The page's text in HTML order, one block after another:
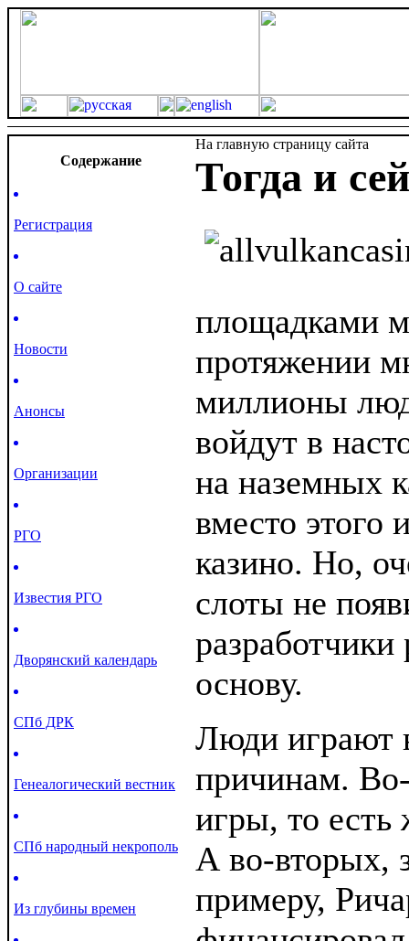
Cодержание
Регистрация
О сайте
Новости
Анонсы
Организации
РГО
Известия РГО
Дворянский календарь
СПб ДРК
Генеалогический вестник
СПб народный некрополь
Из глубины времен
На главную страницу сайта
Тогда и
площадками
протяжении
миллионы
войдут в
на наземных
вместо этого
казино. Но,
слоты не
основу.
Люди играют
причинам.
игры, то есть
А во-вторых,
примеру,